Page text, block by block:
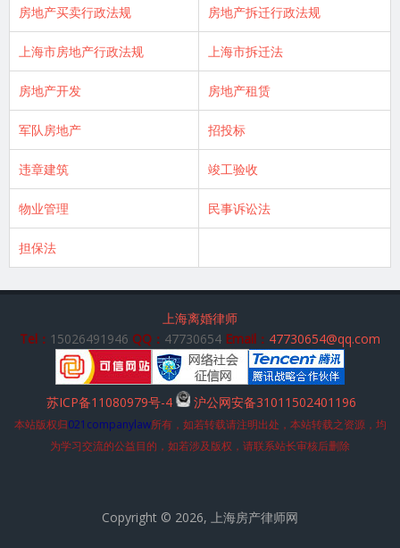
房地产买卖行政法规 房地产拆迁行政法规
上海市房地产行政法规 上海市拆迁法
房地产开发 房地产租赁
军队房地产 招投标
违章建筑 竣工验收
物业管理 民事诉讼法
担保法
上海离婚律师
Tel： 15026491946 QQ： 47730654 Email： 47730654@qq.com
苏ICP备11080979号-4 沪公网安备31011502401196
本站版权归021companylaw所有，如若转载请注明出处，本站转载之资源，均
为学习交流的公益目的，如若涉及版权，请联系站长审核后删除
Copyright © 2026, 上海房产律师网